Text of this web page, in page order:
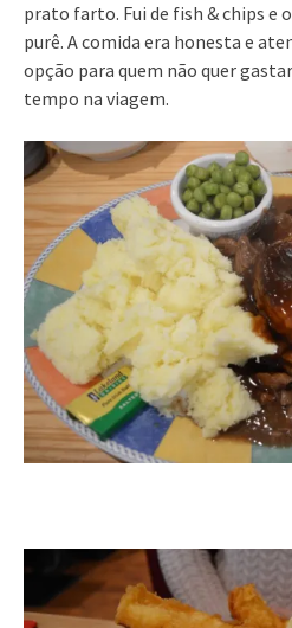
prato farto. Fui de fish & chips e
purê. A comida era honesta e
opção para quem não quer
tempo na viagem.